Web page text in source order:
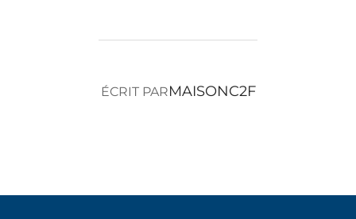
AUTEUR DE LA PUBLICATION
ÉCRIT PARMAISONC2F